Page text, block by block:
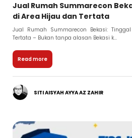
Jual Rumah Summarecon
di Area Hijau dan Tertata
Jual Rumah Summarecon Bekasi:
Tertata – Bukan tanpa alasan Bekasi k...
Read more
SITI AISYAH AYYA AZ ZAHIR